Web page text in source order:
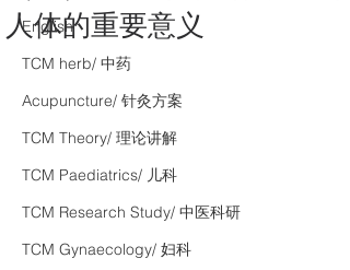
English
TCM herb/ 中药
Acupuncture/ 针灸方案
TCM Theory/ 理论讲解
TCM Paediatrics/ 儿科
TCM Research Study/ 中医科研
TCM Gynaecology/ 妇科
人体的重要意义